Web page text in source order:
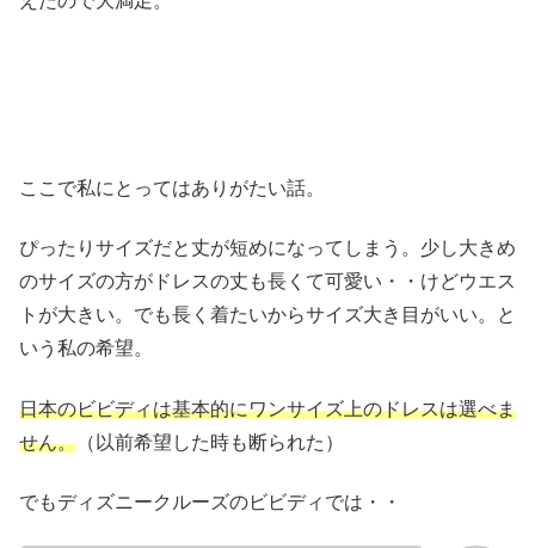
ここで私にとってはありがたい話。
ぴったりサイズだと丈が短めになってしまう。少し大きめ
のサイズの方がドレスの丈も長くて可愛い・・けどウエス
トが大きい。でも長く着たいからサイズ大き目がいい。と
いう私の希望。
日本のビビディは基本的にワンサイズ上のドレスは選べま
せん。 （以前希望した時も断られた）
でもディズニークルーズのビビディでは・・